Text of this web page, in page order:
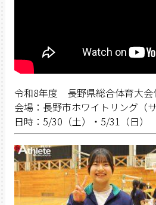
令和8年度 長野県総合体育大会
会場：長野市ホワイトリング（
日時：5/30（土）・5/31（日）